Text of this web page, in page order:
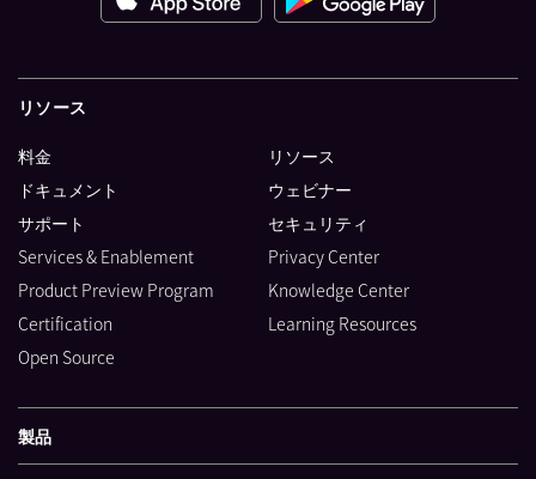
製品
リソース
料金
ドキュメント
サポート
Services & Enablement
Product Preview Program
Certification
Open Source
リソース
ウェビナー
セキュリティ
Privacy Center
Knowledge Center
Learning Resources